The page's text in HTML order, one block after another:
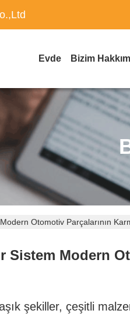
Evde Bizim
Otomotiv Parçalarının
Sistem Modern
şekiller, çeşitli